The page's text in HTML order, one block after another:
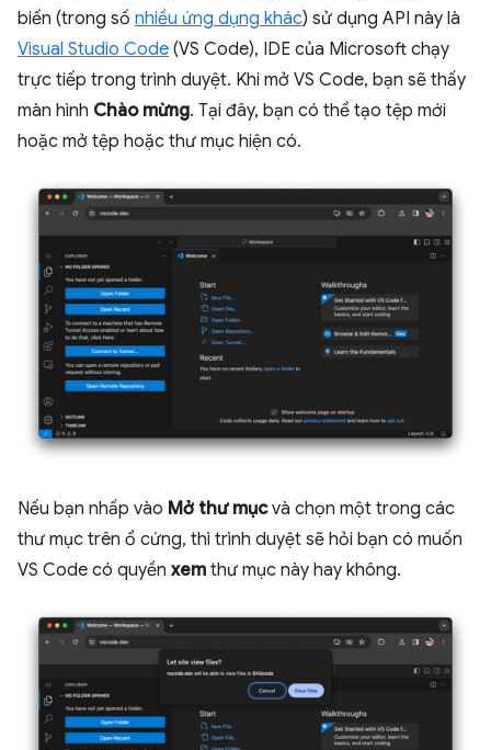
biến (trong số nhiều ứng dụng khác) sử dụng API này là
Visual Studio Code (VS Code), IDE của Microsoft chạy
trực tiếp trong trình duyệt. Khi mở VS Code, bạn sẽ thấy
màn hình Chào mừng. Tại đây, bạn có thể tạo tệp mới
hoặc mở tệp hoặc thư mục hiện có.
Nếu bạn nhấp vào Mở thư mụcvà chọn một trong các
thư mục trên ổ cứng, thì trình duyệt sẽ hỏi bạn có muốn
VS Code có quyền xem thư mục này hay không.